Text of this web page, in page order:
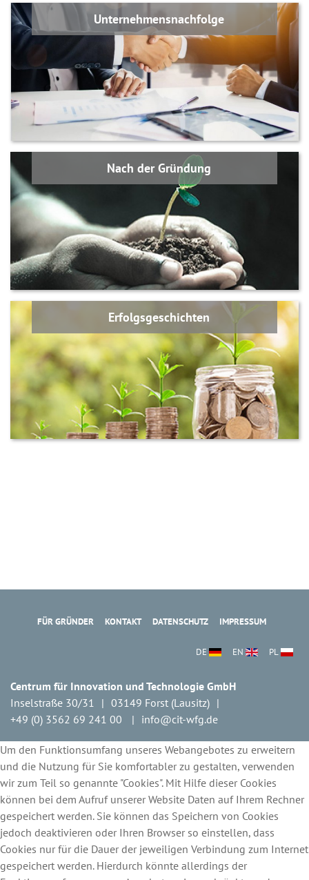
Unternehmensnachfolge
Nach der Gründung
Erfolgsgeschichten
FÜR GRÜNDER KONTAKT DATENSCHUTZ IMPRESSUM
DE EN PL
Centrum für Innovation und Technologie GmbH
Inselstraße 30/31
03149 Forst (Lausitz)
+49 (0) 3562 69 241 00
info@cit-wfg.de
Um den Funktionsumfang unseres Webangebotes zu erweitern
und die Nutzung für Sie komfortabler zu gestalten, verwenden
wir zum Teil so genannte "Cookies". Mit Hilfe dieser Cookies
können bei dem Aufruf unserer Website Daten auf Ihrem Rechner
gespeichert werden. Sie können das Speichern von Cookies
jedoch deaktivieren oder Ihren Browser so einstellen, dass
Cookies nur für die Dauer der jeweiligen Verbindung zum Internet
gespeichert werden. Hierdurch könnte allerdings der